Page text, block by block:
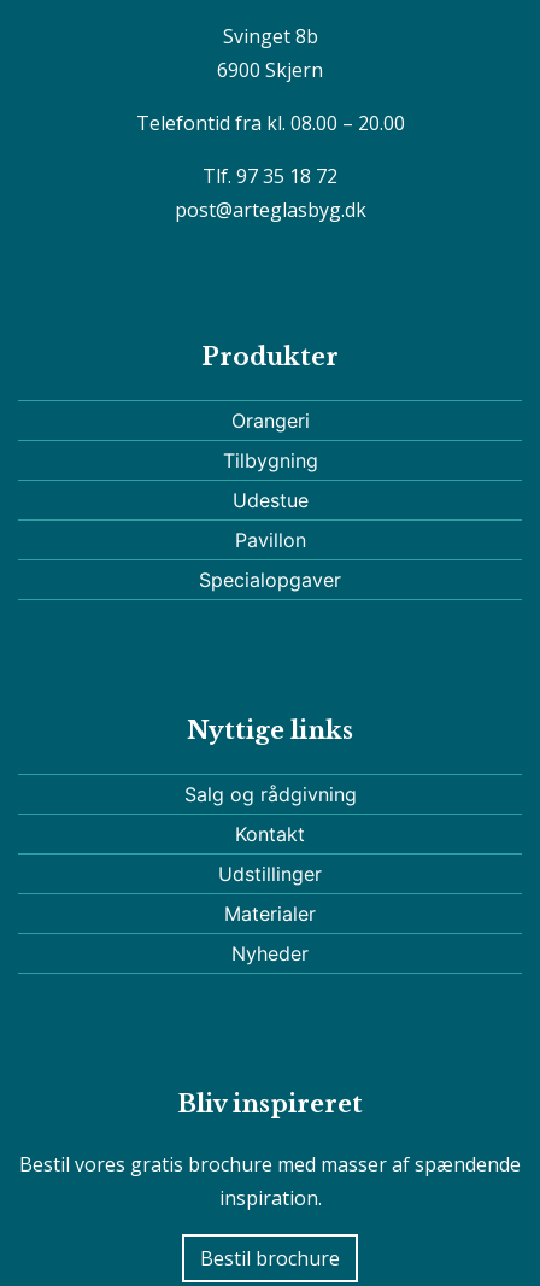
Svinget 8b
6900 Skjern
Telefontid fra kl. 08.00 – 20.00
Tlf. 97 35 18 72
post@arteglasbyg.dk
Produkter
Orangeri
Tilbygning
Udestue
Pavillon
Specialopgaver
Nyttige links
Salg og rådgivning
Kontakt
Udstillinger
Materialer
Nyheder
Bliv inspireret
Bestil vores gratis brochure med masser af spændende
inspiration.
Bestil brochure